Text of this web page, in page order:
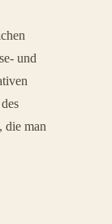
und
die man